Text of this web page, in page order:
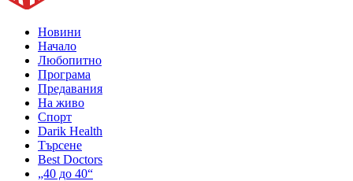
Новини
Начало
Любопитно
Програма
Предавания
На живо
Спорт
Darik Health
Търсене
Best Doctors
„40 до 40“